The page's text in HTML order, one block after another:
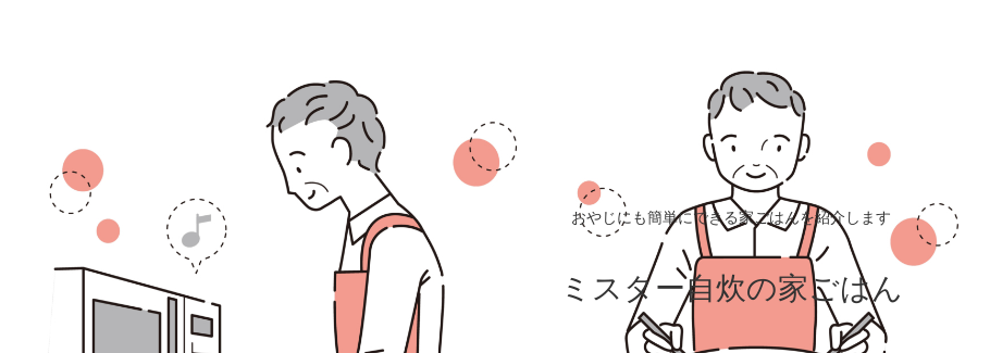
おやじにも簡単にできる家ごはんを紹介します
ミスター自炊の家ごはん